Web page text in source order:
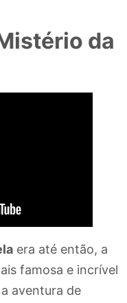
da
era até então, a
famosa e incrível
aventura de